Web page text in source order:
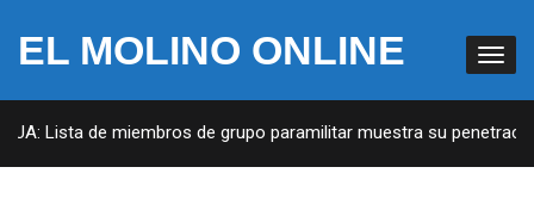
EL MOLINO ONLINE
Lista de miembros de grupo paramilitar muestra su